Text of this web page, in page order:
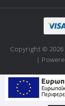
Copyright © 2026
|